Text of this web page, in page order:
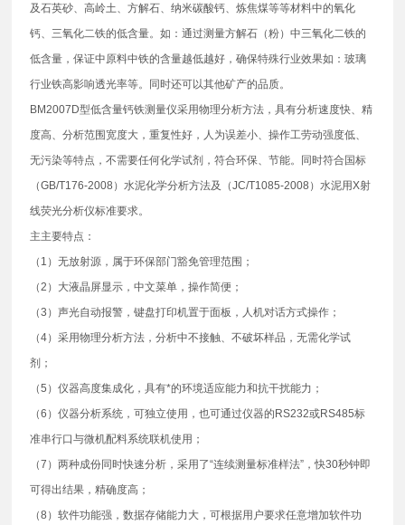
及石英砂、高岭土、方解石、纳米碳酸钙、炼焦煤等等材料中的氧化
钙、三氧化二铁的低含量。如：通过测量方解石（粉）中三氧化二铁的
低含量，保证中原料中铁的含量越低越好，确保特殊行业效果如：玻璃
行业铁高影响透光率等。同时还可以其他矿产的品质。
BM2007D型低含量钙铁测量仪采用物理分析方法，具有分析速度快、精
度高、分析范围宽度大，重复性好，人为误差小、操作工劳动强度低、
无污染等特点，不需要任何化学试剂，符合环保、节能。同时符合国标
（GB/T176-2008）水泥化学分析方法及（JC/T1085-2008）水泥用X射
线荧光分析仪标准要求。
主主要特点：
（1）无放射源，属于环保部门豁免管理范围；
（2）大液晶屏显示，中文菜单，操作简便；
（3）声光自动报警，键盘打印机置于面板，人机对话方式操作；
（4）采用物理分析方法，分析中不接触、不破坏样品，无需化学试
剂；
（5）仪器高度集成化，具有*的环境适应能力和抗干扰能力；
（6）仪器分析系统，可独立使用，也可通过仪器的RS232或RS485标
准串行口与微机配料系统联机使用；
（7）两种成份同时快速分析，采用了“连续测量标准样法”，快30秒钟即
可得出结果，精确度高；
（8）软件功能强，数据存储能力大，可根据用户要求任意增加软件功